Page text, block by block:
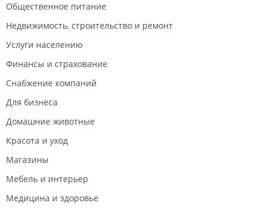
Общественное питание
Недвижимость, строительство и ремонт
Услуги населению
Финансы и страхование
Снабжение компаний
Для бизнеса
Домашние животные
Красота и уход
Магазины
Мебель и интерьер
Медицина и здоровье